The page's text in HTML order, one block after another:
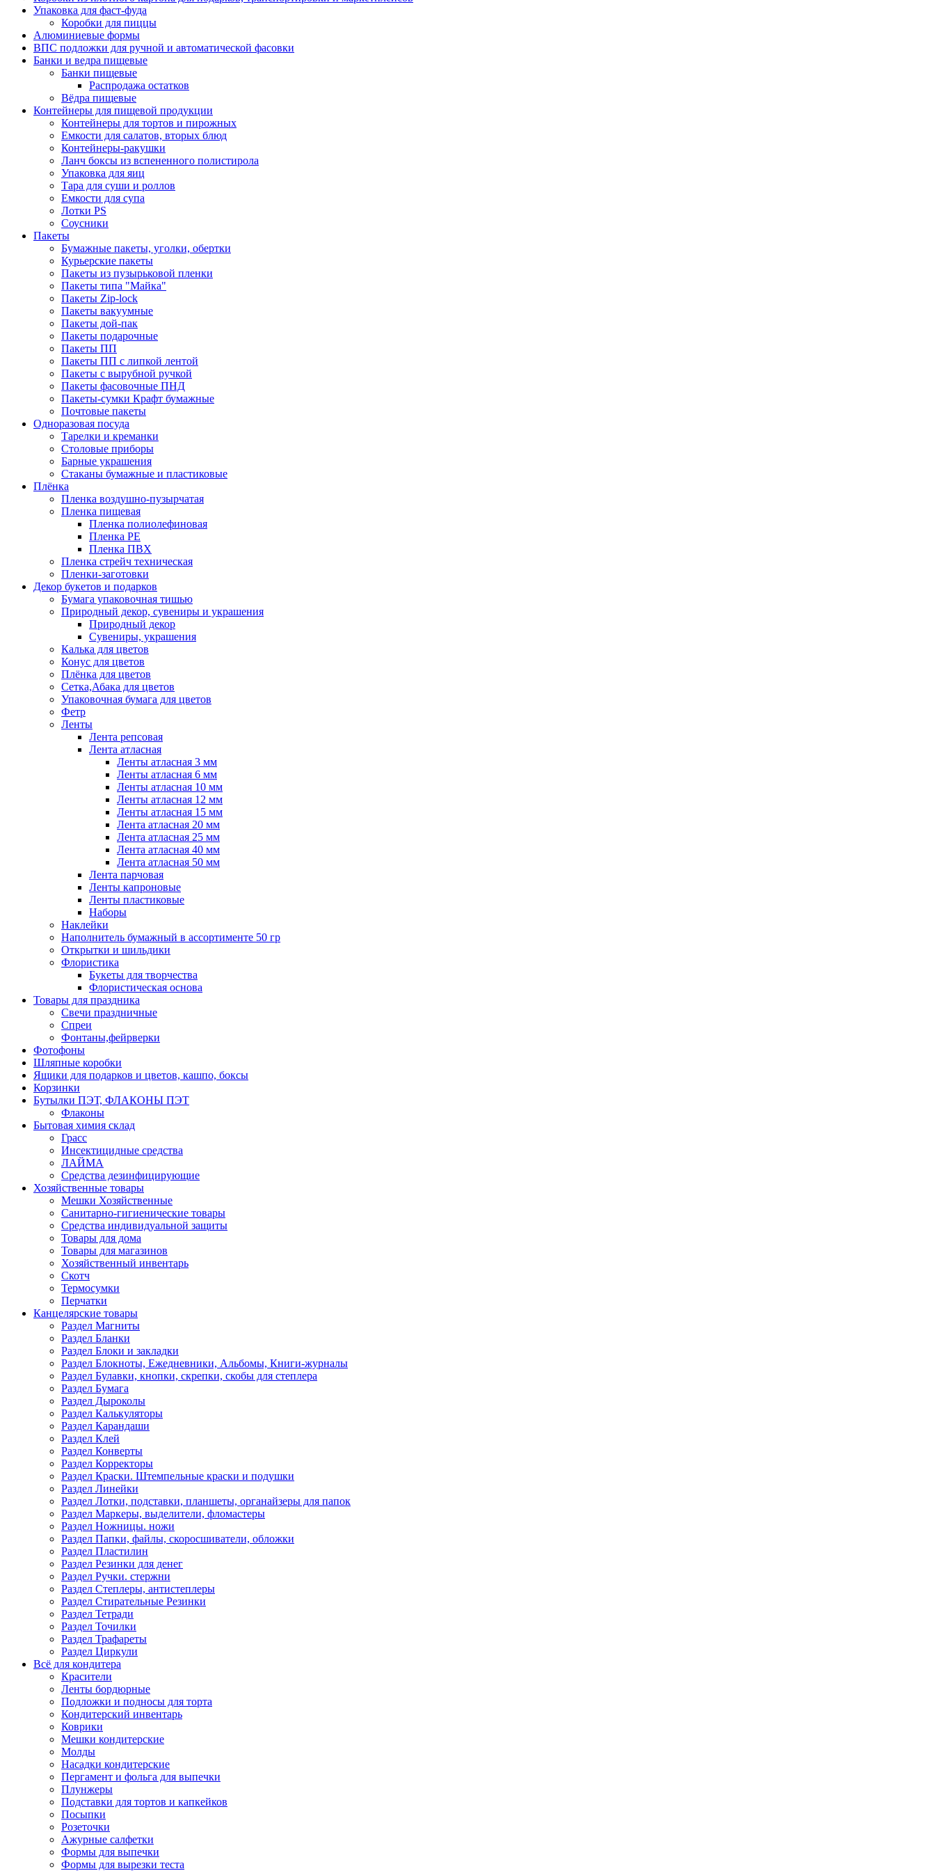
Упаковка для фаст-фуда
Коробки для пиццы
Алюминиевые формы
ВПС подложки для ручной и автоматической фасовки
Банки и ведра пищевые
Банки пищевые
Распродажа остатков
Вёдра пищевые
Контейнеры для пищевой продукции
Контейнеры для тортов и пирожных
Емкости для салатов, вторых блюд
Контейнеры-ракушки
Ланч боксы из вспененного полистирола
Упаковка для яиц
Тара для суши и роллов
Емкости для супа
Лотки PS
Соусники
Пакеты
Бумажные пакеты, уголки, обертки
Курьерские пакеты
Пакеты из пузырьковой пленки
Пакеты типа "Майка"
Пакеты Zip-lock
Пакеты вакуумные
Пакеты дой-пак
Пакеты подарочные
Пакеты ПП
Пакеты ПП с липкой лентой
Пакеты с вырубной ручкой
Пакеты фасовочные ПНД
Пакеты-сумки Крафт бумажные
Почтовые пакеты
Одноразовая посуда
Тарелки и креманки
Столовые приборы
Барные украшения
Стаканы бумажные и пластиковые
Плёнка
Пленка воздушно-пузырчатая
Пленка пищевая
Пленка полиолефиновая
Пленка PE
Пленка ПВХ
Пленка стрейч техническая
Пленки-заготовки
Декор букетов и подарков
Бумага упаковочная тишью
Природный декор, сувениры и украшения
Природный декор
Сувениры, украшения
Калька для цветов
Конус для цветов
Плёнка для цветов
Сетка,Абака для цветов
Упаковочная бумага для цветов
Фетр
Ленты
Лента репсовая
Лента атласная
Ленты атласная 3 мм
Ленты атласная 6 мм
Ленты атласная 10 мм
Ленты атласная 12 мм
Ленты атласная 15 мм
Лента атласная 20 мм
Лента атласная 25 мм
Лента атласная 40 мм
Лента атласная 50 мм
Лента парчовая
Ленты капроновые
Ленты пластиковые
Наборы
Наклейки
Наполнитель бумажный в ассортименте 50 гр
Открытки и шильдики
Флористика
Букеты для творчества
Флористическая основа
Товары для праздника
Свечи праздничные
Спреи
Фонтаны,фейрверки
Фотофоны
Шляпные коробки
Ящики для подарков и цветов, кашпо, боксы
Корзинки
Бутылки ПЭТ, ФЛАКОНЫ ПЭТ
Флаконы
Бытовая химия склад
Грасс
Инсектицидные средства
ЛАЙМА
Средства дезинфицирующие
Хозяйственные товары
Мешки Хозяйственные
Санитарно-гигиенические товары
Средства индивидуальной защиты
Товары для дома
Товары для магазинов
Хозяйственный инвентарь
Скотч
Термосумки
Перчатки
Канцелярские товары
Раздел Магниты
Раздел Бланки
Раздел Блоки и закладки
Раздел Блокноты, Ежедневники, Альбомы, Книги-журналы
Раздел Булавки, кнопки, скрепки, скобы для степлера
Раздел Бумага
Раздел Дыроколы
Раздел Калькуляторы
Раздел Карандаши
Раздел Клей
Раздел Конверты
Раздел Корректоры
Раздел Краски. Штемпельные краски и подушки
Раздел Линейки
Раздел Лотки, подставки, планшеты, органайзеры для папок
Раздел Маркеры, выделители, фломастеры
Раздел Ножницы. ножи
Раздел Папки, файлы, скоросшиватели, обложки
Раздел Пластилин
Раздел Резинки для денег
Раздел Ручки. стержни
Раздел Степлеры, антистеплеры
Раздел Стирательные Резинки
Раздел Тетради
Раздел Точилки
Раздел Трафареты
Раздел Циркули
Всё для кондитера
Красители
Ленты бордюрные
Подложки и подносы для торта
Кондитерский инвентарь
Коврики
Мешки кондитерские
Молды
Насадки кондитерские
Пергамент и фольга для выпечки
Плунжеры
Подставки для тортов и капкейков
Посыпки
Розеточки
Ажурные салфетки
Формы для выпечки
Формы для вырезки теста